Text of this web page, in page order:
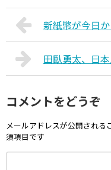
新紙幣が今日
田臥勇太、日
コメントをどうぞ
メールアドレスが公開される
須項目です